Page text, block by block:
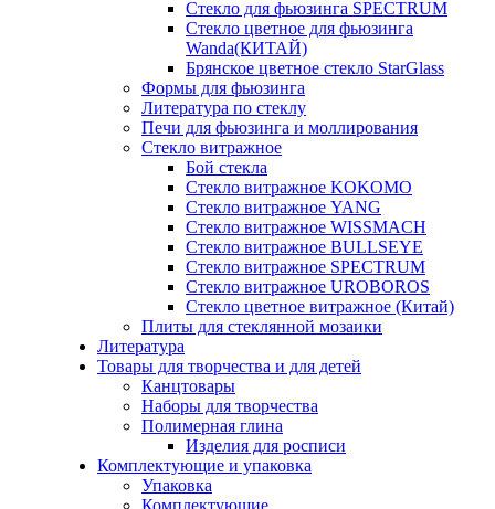
Стекло для фьюзинга SPECTRUM
Стекло цветное для фьюзинга
Wanda(КИТАЙ)
Брянское цветное стекло StarGlass
Формы для фьюзинга
Литература по стеклу
Печи для фьюзинга и моллирования
Стекло витражное
Бой стекла
Стекло витражное KOKOMO
Стекло витражное YANG
Стекло витражное WISSMACH
Стекло витражное BULLSEYE
Стекло витражное SPECTRUM
Стекло витражное UROBOROS
Стекло цветное витражное (Китай)
Плиты для стеклянной мозаики
Литература
Товары для творчества и для детей
Канцтовары
Наборы для творчества
Полимерная глина
Изделия для росписи
Комплектующие и упаковка
Упаковка
Комплектующие